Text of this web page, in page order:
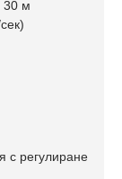
30 м
с регулиране